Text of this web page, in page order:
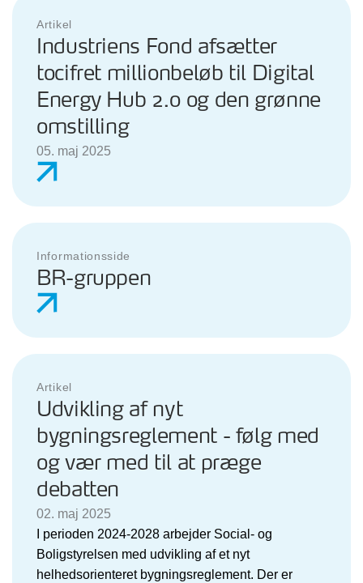
Artikel
Industriens Fond afsætter
tocifret millionbeløb til Digital
Energy Hub 2.0 og den grønne
omstilling
05. maj 2025
Informationsside
BR-gruppen
Artikel
Udvikling af nyt
bygningsreglement - følg med
og vær med til at præge
debatten
02. maj 2025
I perioden 2024-2028 arbejder Social- og
Boligstyrelsen med udvikling af et nyt
helhedsorienteret bygningsreglement. Der er